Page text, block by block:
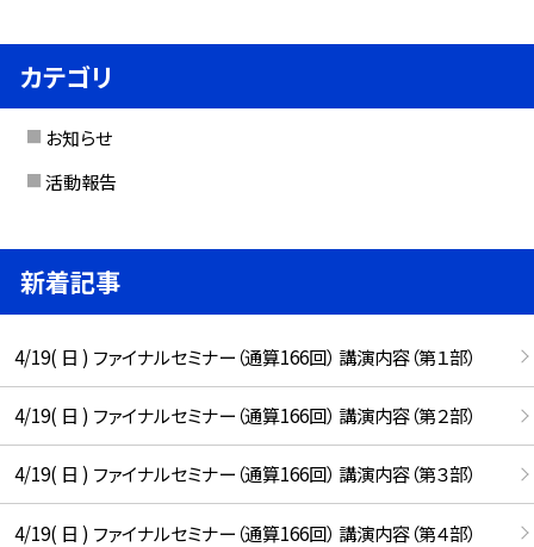
カテゴリ
お知らせ
活動報告
新着記事
4/19( 日 ) ファイナルセミナー（通算166回） 講演内容（第１部）
4/19( 日 ) ファイナルセミナー（通算166回） 講演内容（第２部）
4/19( 日 ) ファイナルセミナー（通算166回） 講演内容（第３部）
4/19( 日 ) ファイナルセミナー（通算166回） 講演内容（第４部）